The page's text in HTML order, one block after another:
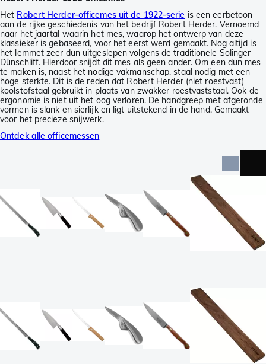
Het Robert Herder-officemes uit de 1922-serie is een eerbetoon
aan de rijke geschiedenis van het bedrijf Robert Herder. Vernoemd
naar het jaartal waarin het mes, waarop het ontwerp van deze
klassieker is gebaseerd, voor het eerst werd gemaakt. Nog altijd is
het lemmet zeer dun uitgeslepen volgens de traditionele Solinger
Dünschliff. Hierdoor snijdt dit mes als geen ander. Om een dun mes
te maken is, naast het nodige vakmanschap, staal nodig met een
hoge sterkte. Dit is de reden dat Robert Herder (niet roestvast)
koolstofstaal gebruikt in plaats van zwakker roestvaststaal. Ook de
ergonomie is niet uit het oog verloren. De handgreep met afgeronde
vormen is slank en sierlijk en ligt uitstekend in de hand. Gemaakt
voor het precieze snijwerk.
Ontdek alle officemessen